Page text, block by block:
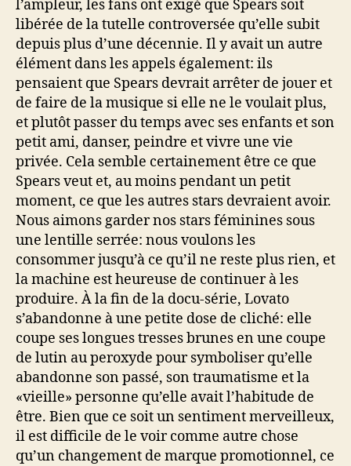
l’ampleur, les fans ont exigé que Spears soit
libérée de la tutelle controversée qu’elle subit
depuis plus d’une décennie. Il y avait un autre
élément dans les appels également: ils
pensaient que Spears devrait arrêter de jouer et
de faire de la musique si elle ne le voulait plus,
et plutôt passer du temps avec ses enfants et son
petit ami, danser, peindre et vivre une vie
privée. Cela semble certainement être ce que
Spears veut et, au moins pendant un petit
moment, ce que les autres stars devraient avoir.
Nous aimons garder nos stars féminines sous
une lentille serrée: nous voulons les
consommer jusqu’à ce qu’il ne reste plus rien, et
la machine est heureuse de continuer à les
produire. À la fin de la docu-série, Lovato
s’abandonne à une petite dose de cliché: elle
coupe ses longues tresses brunes en une coupe
de lutin au peroxyde pour symboliser qu’elle
abandonne son passé, son traumatisme et la
«vieille» personne qu’elle avait l’habitude de
être. Bien que ce soit un sentiment merveilleux,
il est difficile de le voir comme autre chose
qu’un changement de marque promotionnel, ce